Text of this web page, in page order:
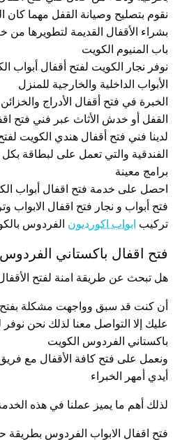
نقوم بتصليح وصيانة القفل مهما كان
بشراء الأقفال القديمة لتطويرها من
باب المنيوم الكويت
نوفر نجار الكويت لفتح أقفال أبواب
الأبواب الداخلية والخارجية للمنزل
الخبرة في فتح أقفال الأدراج
القفل أو خدش الأثاث عبر فني فتح
لدينا فني فتح أقفال هندي الكويت
الفندقية والتي تعمل على لبطاقة
برامج معينة
احصل على خدمة فتح اقفال أبواب
فتح أبواب و نجار فتح اقفال الابواب
تركيب
ابواب اكورديون الفردوس
فتح اقفال باكستاني الفردوس
هل تبحث عن طريقة امنة لفتح
أن كنت قد سبق وواجهت مشكلة بفتح
عليك إلا التواصل معنا لذلك نحن
باكستاني الفردوس الكويت
ونعمل على فتح كافة الأقفال مع
أيدي أمهر الخبراء
لذلك أهم ما يميز عملنا في هذه
فتح اقفال الابواب الفردوس بطريقة